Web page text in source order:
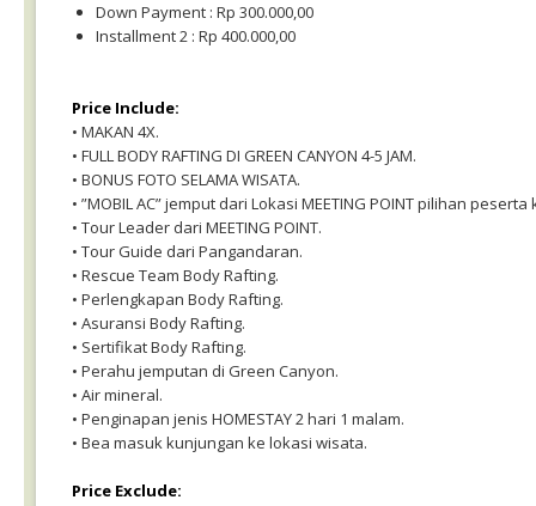
Down Payment : Rp 300.000,00
Installment 2 : Rp 400.000,00
Price Include:
• MAKAN 4X.
• FULL BODY RAFTING DI GREEN CANYON 4-5 JAM.
• BONUS FOTO SELAMA WISATA.
• ”MOBIL AC” jemput dari Lokasi MEETING POINT pilihan
• Tour Leader dari MEETING POINT.
• Tour Guide dari Pangandaran.
• Rescue Team Body Rafting.
• Perlengkapan Body Rafting.
• Asuransi Body Rafting.
• Sertifikat Body Rafting.
• Perahu jemputan di Green Canyon.
• Air mineral.
• Penginapan jenis HOMESTAY 2 hari 1 malam.
• Bea masuk kunjungan ke lokasi wisata.
Price Exclude: